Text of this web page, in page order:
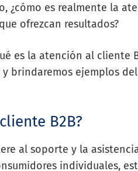
¿cómo es realmente la
ofrezcan resultados?
es la atención al cliente
brindaremos ejemplos
B2B?
al soporte y la
individuales,